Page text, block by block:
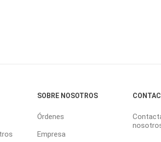
SOBRE NOSOTROS
Órdenes
Empresa